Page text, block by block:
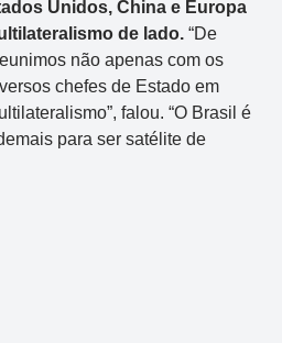
Unidos, China e Europa
de lado. “De
não apenas com os
chefes de Estado em
falou. “O Brasil é
para ser satélite de